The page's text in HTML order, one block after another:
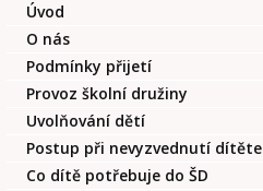
Úvod
O nás
Podmínky přijetí
Provoz školní družiny
Uvolňování dětí
Postup při nevyzvednutí dítěte
Co dítě potřebuje do ŠD